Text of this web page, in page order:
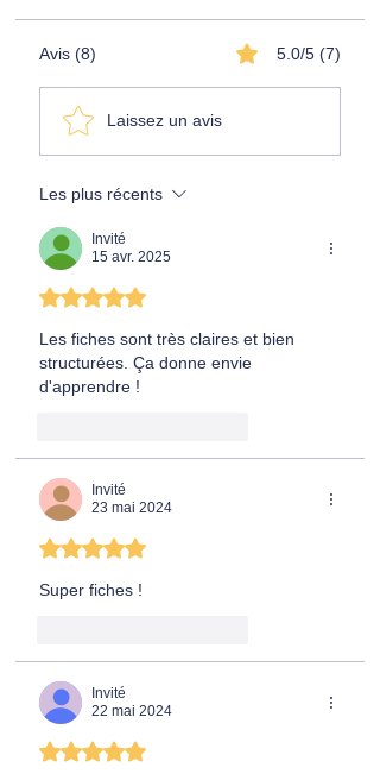
Avis (8) 5.0/5 (7)
Laissez un avis
Les plus récents
Invité
15 avr. 2025
Noté 5 étoiles sur 5.
Les fiches sont très claires et bien
structurées. Ça donne envie
d'apprendre !
Invité
23 mai 2024
Noté 5 étoiles sur 5.
Super fiches !
Invité
22 mai 2024
Noté 5 étoiles sur 5.